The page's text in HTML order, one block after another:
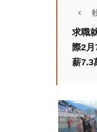
求職
際2
薪7.3
社會
健康
﹁彰
主管
中小
（照
周
文教
成美